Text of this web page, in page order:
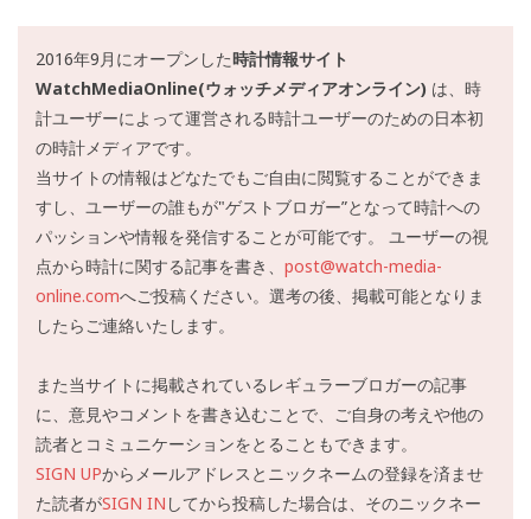
2016年9月にオープンした時計情報サイト
WatchMediaOnline(ウォッチメディアオンライン) は、時
計ユーザーによって運営される時計ユーザーのための日本初
の時計メディアです。
当サイトの情報はどなたでもご自由に閲覧することができま
すし、ユーザーの誰もが"ゲストブロガー”となって時計への
パッションや情報を発信することが可能です。 ユーザーの視
点から時計に関する記事を書き、 post@watch-media-
online.comへご投稿ください。選考の後、掲載可能となりま
したらご連絡いたします。
また当サイトに掲載されているレギュラーブロガーの記事
に、意見やコメントを書き込むことで、ご自身の考えや他の
読者とコミュニケーションをとることもできます。
SIGN UPからメールアドレスとニックネームの登録を済ませ
た読者がSIGN IN してから投稿した場合は、そのニックネー